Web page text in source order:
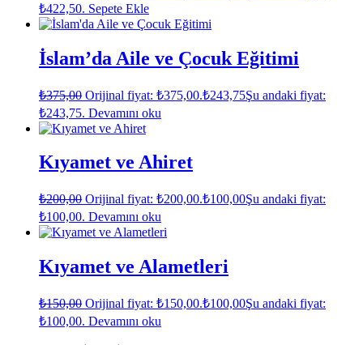
₺422,50. Sepete Ekle
İslam’da Aile ve Çocuk Eğitimi
₺375,00 Orijinal fiyat: ₺375,00.₺243,75Şu andaki fiyat:
₺243,75. Devamını oku
Kıyamet ve Ahiret
₺200,00 Orijinal fiyat: ₺200,00.₺100,00Şu andaki fiyat:
₺100,00. Devamını oku
Kıyamet ve Alametleri
₺150,00 Orijinal fiyat: ₺150,00.₺100,00Şu andaki fiyat:
₺100,00. Devamını oku